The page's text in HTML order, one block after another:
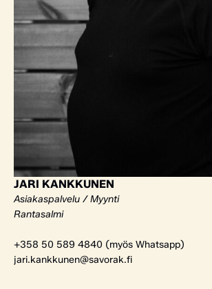
JARI KANKKUNEN
Asiakaspalvelu / Myynti
Rantasalmi
+358 50 589 4840 (myös Whatsapp)
jari.kankkunen@savorak.fi